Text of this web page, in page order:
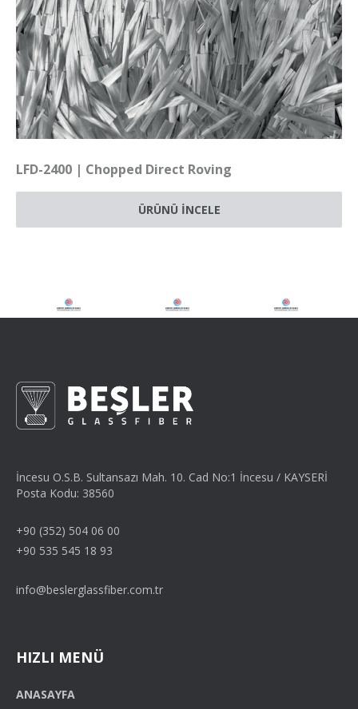
LFD-2400 | Chopped Direct Roving
ÜRÜNÜ İNCELE
İncesu O.S.B. Sultansazı Mah. 10. Cad No:1 İncesu / KAYSERİ
Posta Kodu: 38560
+90 (352) 504 06 00
+90 535 545 18 93
info@beslerglassfiber.com.tr
HIZLI MENÜ
ANASAYFA